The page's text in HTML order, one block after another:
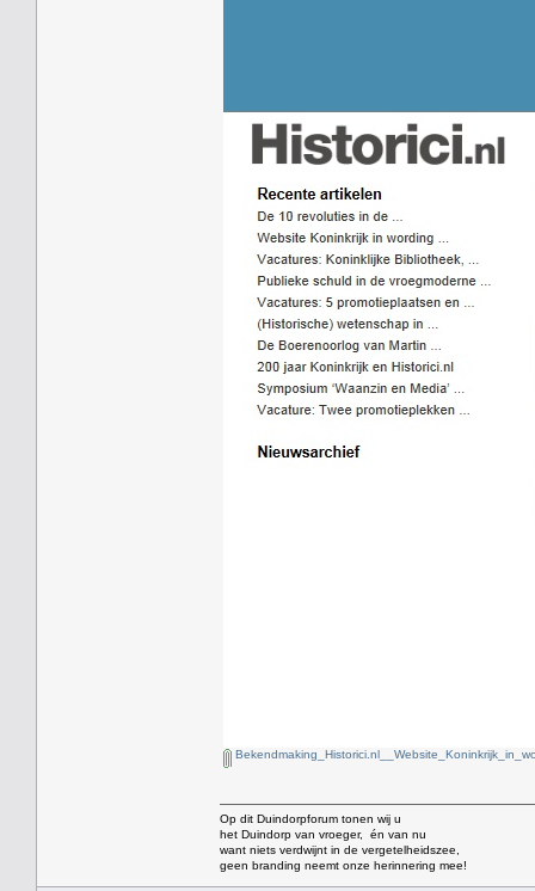
Op dit Duindorpforum tonen wij u
het Duindorp van vroeger, én van nu
want niets verdwijnt in de vergetelheidszee,
geen branding neemt onze herinnering mee!